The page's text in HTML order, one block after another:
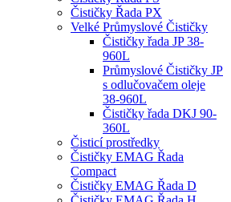
Čističky Řada PX
Velké Průmyslové Čističky
Čističky řada JP 38-
960L
Průmyslové Čističky JP
s odlučovačem oleje
38-960L
Čističky řada DKJ 90-
360L
Čisticí prostředky
Čističky EMAG Řada
Compact
Čističky EMAG Řada D